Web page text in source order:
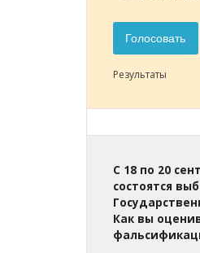
Голосовать
Результаты
С 18 по 20
состоятся
Как вы